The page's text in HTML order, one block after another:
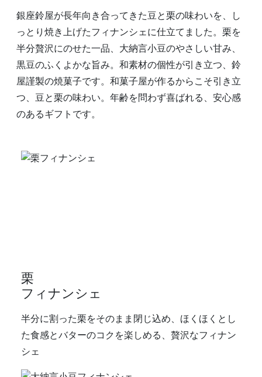
銀座鈴屋が長年向き合ってきた豆と栗の味わいを、し
っとり焼き上げたフィナンシェに仕立てました。栗を
半分贅沢にのせた一品、大納言小豆のやさしい甘み、
黒豆のふくよかな旨み。和素材の個性が引き立つ、鈴
屋謹製の焼菓子です。和菓子屋が作るからこそ引き立
つ、豆と栗の味わい。年齢を問わず喜ばれる、安心感
のあるギフトです。
栗
フィナンシェ
半分に割った栗をそのまま閉じ込め、ほくほくとし
た食感とバターのコクを楽しめる、贅沢なフィナン
シェ